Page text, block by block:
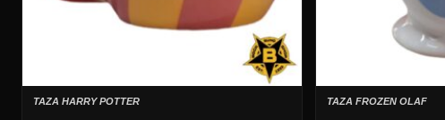
TAZA HARRY POTTER TAZA FROZEN OLAF